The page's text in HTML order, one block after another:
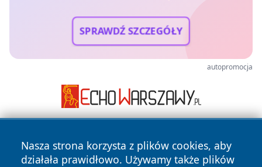
SPRAWDŹ SZCZEGÓŁY
autopromocja
Nasza strona korzysta z plików cookies, aby
działała prawidłowo. Używamy także plików